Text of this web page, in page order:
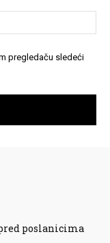
pregledaču sledeći
poslanicima